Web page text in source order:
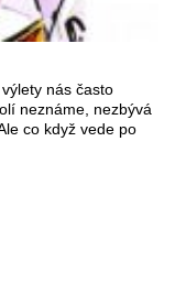
nás často
neznáme, nezbývá
co když vede po